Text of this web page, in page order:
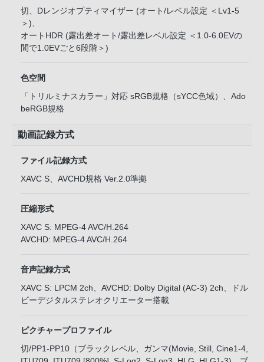
切、Dレンジオプティマイザー (オート/レベル設定 ＜Lv1-5
＞)、
オートHDR (露出差オート/露出差レベル設定 ＜1.0-6.0EVの
間で1.0EVごと6段階＞)
色空間
「トリルミナスカラー」対応 sRGB規格（sYCC色域）、Ado
beRGB規格
動画記録方式
ファイル記録方式
XAVC S、AVCHD規格 Ver.2.0準拠
圧縮形式
XAVC S: MPEG-4 AVC/H.264
AVCHD: MPEG-4 AVC/H.264
音声記録方式
XAVC S: LPCM 2ch、AVCHD: Dolby Digital (AC-3) 2ch、ドル
ビーデジタルステレオクリエーター搭載
ピクチャープロファイル
切/PP1-PP10（ブラックレベル、ガンマ(Movie, Still, Cine1-4,